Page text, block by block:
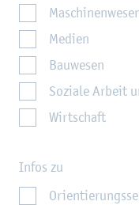
Medien
Bauwesen
Soziale Arbeit
Wirtschaft
Infos zu